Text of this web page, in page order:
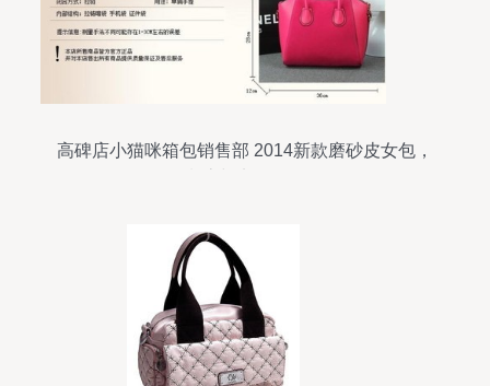
高碑店小猫咪箱包销售部 2014新款磨砂皮女包，